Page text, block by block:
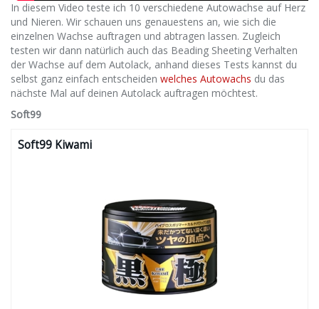
In diesem Video teste ich 10 verschiedene Autowachse auf Herz
und Nieren. Wir schauen uns genauestens an, wie sich die
einzelnen Wachse auftragen und abtragen lassen. Zugleich
testen wir dann natürlich auch das Beading Sheeting Verhalten
der Wachse auf dem Autolack, anhand dieses Tests kannst du
selbst ganz einfach entscheiden welches Autowachs du das
nächste Mal auf deinen Autolack auftragen möchtest.
Soft99
Soft99 Kiwami